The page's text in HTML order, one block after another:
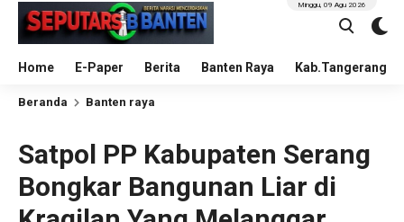
Home E-Paper Berita Banten Raya Kab.Tangerang
Minggu, 09 Agu 2026
Beranda Banten raya
Satpol PP Kabupaten Serang
Bongkar Bangunan Liar di